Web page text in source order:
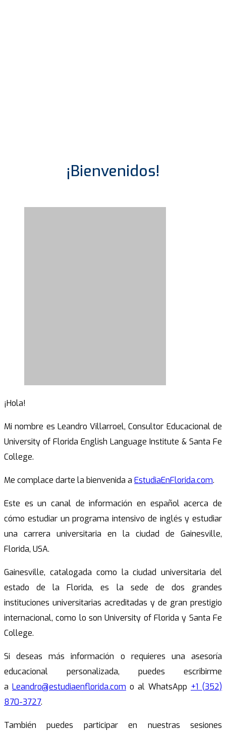
¡Bienvenidos!
¡Hola!
Mi nombre es Leandro Villarroel, Consultor Educacional de
University of Florida English Language Institute & Santa Fe
College.
Me complace darte la bienvenida a EstudiaEnFlorida.com.
Este es un canal de información en español acerca de
cómo estudiar un programa intensivo de inglés y estudiar
una carrera universitaria en la ciudad de Gainesville,
Florida, USA.
Gainesville, catalogada como la ciudad universitaria del
estado de la Florida, es la sede de dos grandes
instituciones universitarias acreditadas y de gran prestigio
internacional, como lo son University of Florida y Santa Fe
College.
Si deseas más información o requieres una asesoría
educacional personalizada, puedes escribirme
a Leandro@estudiaenflorida.com o al WhatsApp +1 (352)
870-3727.
También puedes participar en nuestras sesiones